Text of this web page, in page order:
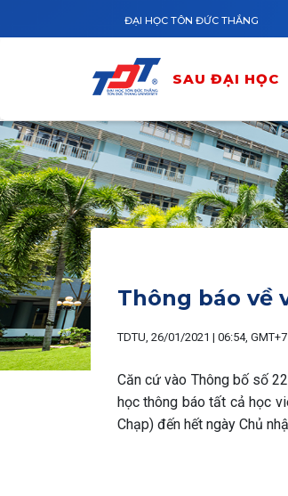
ĐẠI HỌC TÔN ĐỨC THẮNG
SAU ĐẠI HỌC
Thông báo về
TDTU, 26/01/2021 | 06:54, GMT+7
Căn cứ vào Thông bố số
học thông báo tất cả học
Chạp) đến hết ngày Chủ